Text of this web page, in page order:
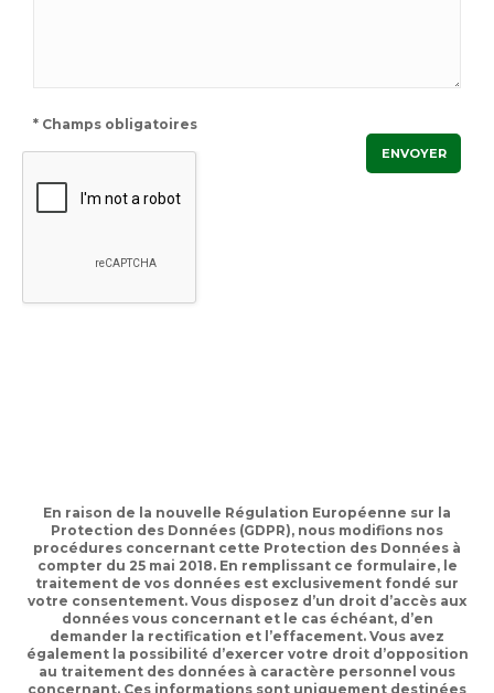
* Champs obligatoires
En raison de la nouvelle Régulation Européenne sur la
Protection des Données (GDPR), nous modifions nos
procédures concernant cette Protection des Données à
compter du 25 mai 2018. En remplissant ce formulaire, le
traitement de vos données est exclusivement fondé sur
votre consentement. Vous disposez d’un droit d’accès aux
données vous concernant et le cas échéant, d’en
demander la rectification et l’effacement. Vous avez
également la possibilité d’exercer votre droit d’opposition
au traitement des données à caractère personnel vous
concernant. Ces informations sont uniquement destinées